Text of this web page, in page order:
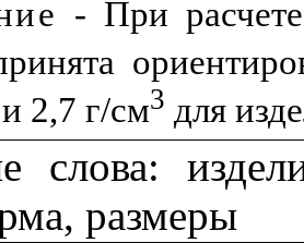
- При
2,7 г/см3 для
слова:
размеры